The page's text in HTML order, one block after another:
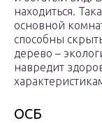
находиться.
основной
способны
дерево –
навредит
ОСБ